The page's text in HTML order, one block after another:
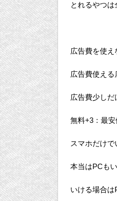
とれるやつは
広告費を使え
広告費使える
広告費少しだ
無料+3：最
スマホだけで
本当はPCも
いける場合は